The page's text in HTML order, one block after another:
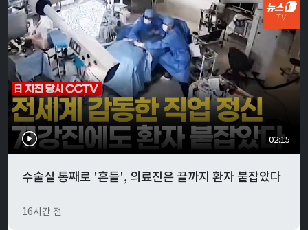
02:15
수술실 통째로 '흔들', 의료진은 끝까지 환자 붙잡았다
16시간 전